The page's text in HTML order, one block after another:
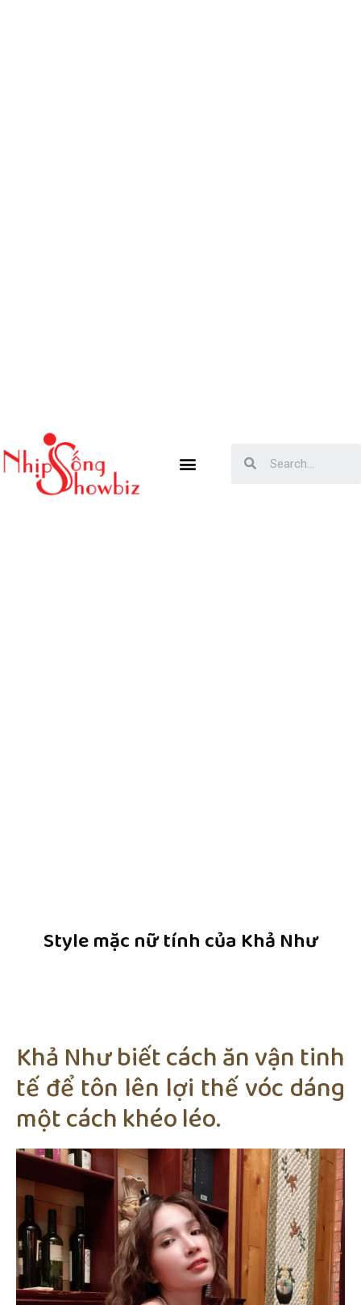
Style mặc nữ tính của Khả Như
Khả Như biết cách ăn vận tinh
tế để tôn lên lợi thế vóc dáng
một cách khéo léo.